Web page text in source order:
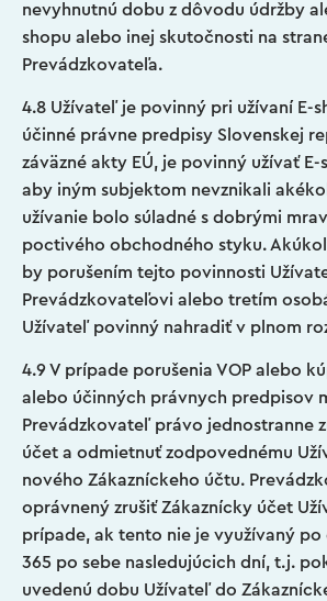
nevyhnutnú dobu z dôvodu údržby
shopu alebo inej skutočnosti na
Prevádzkovateľa.
4.8 Užívateľ je povinný pri užívaní E-
účinné právne predpisy Slovenskej
záväzné akty EÚ, je povinný užívať
aby iným subjektom nevznikali
užívanie bolo súladné s dobrými
poctivého obchodného styku.
by porušením tejto povinnosti
Prevádzkovateľovi alebo tretím
Užívateľ povinný nahradiť v plnom
4.9 V prípade porušenia VOP alebo
alebo účinných právnych predpisov
Prevádzkovateľ právo jednostranne
účet a odmietnuť zodpovednému
nového Zákazníckeho účtu.
oprávnený zrušiť Zákaznícky účet
prípade, ak tento nie je využívaný po
365 po sebe nasledujúcich dní, t.j.
uvedenú dobu Užívateľ do